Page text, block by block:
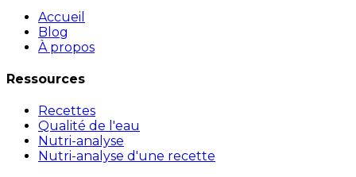
Accueil
Blog
À propos
Ressources
Recettes
Qualité de l'eau
Nutri-analyse
Nutri-analyse d'une recette